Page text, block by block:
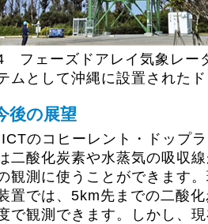
フェーズドアレイ気象レー
ムとして沖縄に設置された
後の展望
のコヒーレント・ドップ
二酸化炭素や水蒸気の吸収
観測に使うことができます
置では、5km先までの二酸
で観測できます。しかし、